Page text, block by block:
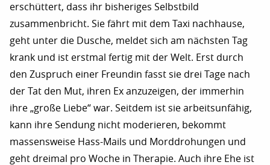
erschüttert, dass ihr bisheriges Selbstbild
zusammenbricht. Sie fährt mit dem Taxi nachhause,
geht unter die Dusche, meldet sich am nächsten Tag
krank und ist erstmal fertig mit der Welt. Erst durch
den Zuspruch einer Freundin fasst sie drei Tage nach
der Tat den Mut, ihren Ex anzuzeigen, der immerhin
ihre „große Liebe“ war. Seitdem ist sie arbeitsunfähig,
kann ihre Sendung nicht moderieren, bekommt
massensweise Hass-Mails und Morddrohungen und
geht dreimal pro Woche in Therapie. Auch ihre Ehe ist